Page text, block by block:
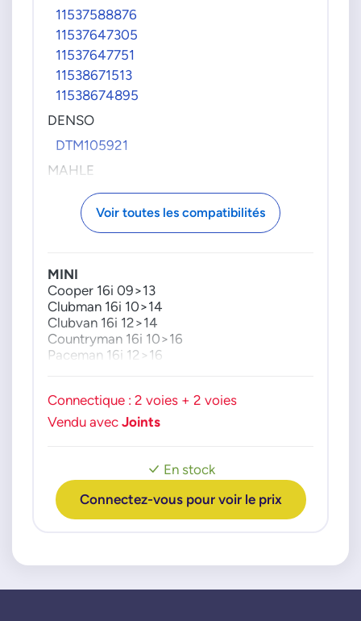
11537588876
11537647305
11537647751
11538671513
11538674895
DENSO
DTM105921
MAHLE
TM46105
VDO-CONTINENTAL
Voir toutes les compatibilités
En stock
Connectez-vous pour voir le prix
MINI
Cooper 16i 09>13
Clubman 16i 10>14
Clubvan 16i 12>14
Countryman 16i 10>16
Paceman 16i 12>16
Connectique : 2 voies + 2 voies
Vendu avec Joints